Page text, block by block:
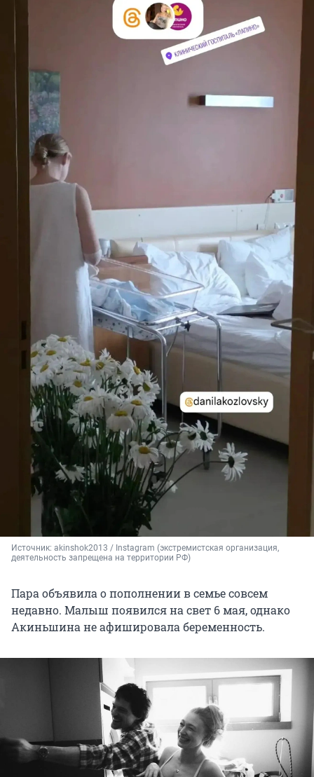
Источник: akinshok2013 / Instagram (экстремистская организация,
деятельность запрещена на территории РФ)
Пара объявила о пополнении в семье совсем
недавно. Малыш появился на свет 6 мая, однако
Акиньшина не афишировала беременность.